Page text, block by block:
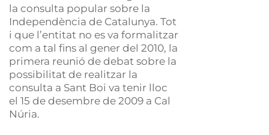
la consulta popular sobre la
Independència de Catalunya. Tot
i que l’entitat no es va formalitzar
com a tal fins al gener del 2010, la
primera reunió de debat sobre la
possibilitat de realitzar la
consulta a Sant Boi va tenir lloc
el 15 de desembre de 2009 a Cal
Núria.